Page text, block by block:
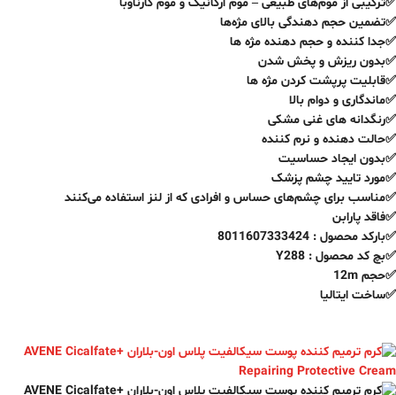
✅تضمین حجم دهندگی بالای مژه‌ها
✅جدا کننده و حجم دهنده مژه ها
✅بدون ریزش و پخش شدن
✅قابلیت پرپشت کردن مژه ها
✅ماندگاری و دوام بالا
✅رنگدانه های غنی مشکی
✅حالت دهنده و نرم کننده
✅بدون ایجاد حساسیت
✅مورد تایید چشم پزشک
✅مناسب برای چشم‌های حساس و افرادی که از لنز استفاده می‌کنند
✅فاقد پارابن
✅بارکد محصول : 8011607333424
✅بچ کد محصول : Y288
✅حجم 12m
✅ساخت ایتالیا